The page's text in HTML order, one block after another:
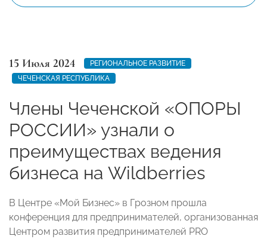
15 Июля 2024
РЕГИОНАЛЬНОЕ РАЗВИТИЕ
ЧЕЧЕНСКАЯ РЕСПУБЛИКА
Члены Чеченской «ОПОРЫ
РОССИИ» узнали о
преимуществах ведения
бизнеса на Wildberries
В Центре «Мой Бизнес» в Грозном прошла
конференция для предпринимателей, организованная
Центром развития предпринимателей PRO